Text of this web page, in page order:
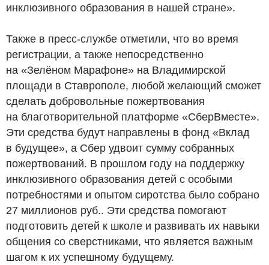
инклюзивного образования в нашей стране».
Также в пресс-службе отметили, что во время
регистрации, а также непосредственно
на «Зелёном Марафоне» на Владимирской
площади в Ставрополе, любой желающий сможет
сделать добровольные пожертвования
на благотворительной платформе «СберВместе».
Эти средства будут направлены в фонд «Вклад
в будущее», а Сбер удвоит сумму собранных
пожертвований. В прошлом году на поддержку
инклюзивного образования детей с особыми
потребностями и опытом сиротства было собрано
27 миллионов руб.. Эти средства помогают
подготовить детей к школе и развивать их навыки
общения со сверстниками, что является важным
шагом к их успешному будущему.